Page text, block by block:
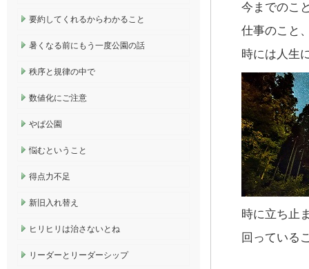
今までのこ
仕事のこと
時には人生
時に立ち止
回っている
要約してくれるからわかること
暑くなる前にもう一度公園の話
秩序と規律の中で
数値化にご注意
やぱ公園
悩むということ
得点力不足
新旧入れ替え
ヒリヒリは治さないとね
リーダーとリーダーシップ